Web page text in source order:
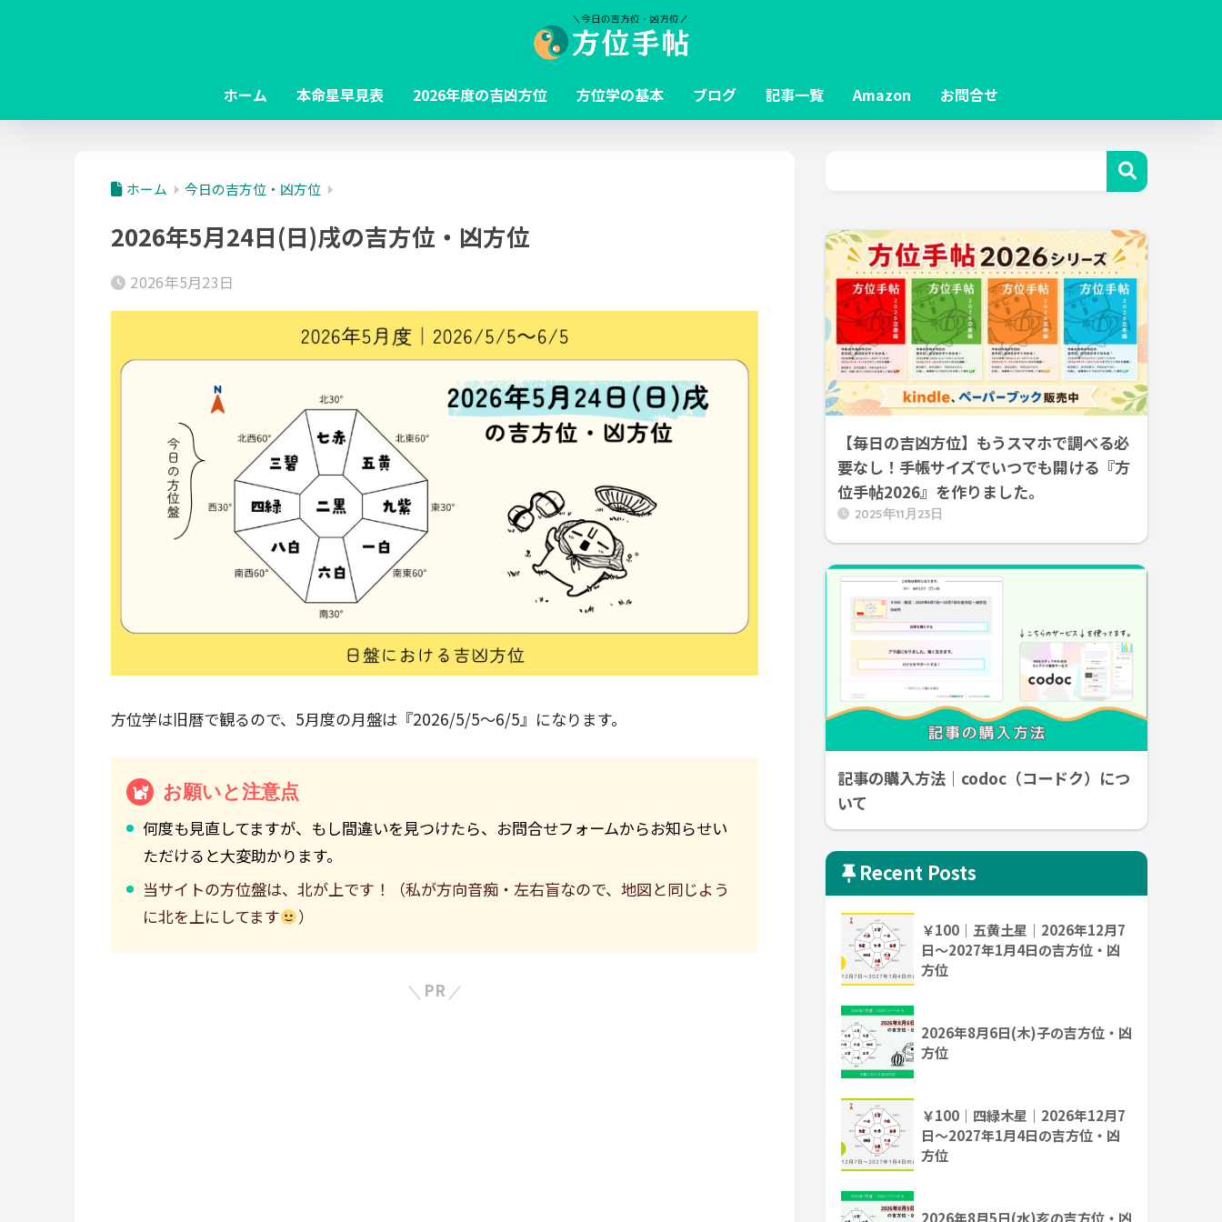
ホーム 本命星早見表 2026年度の吉凶方位 方位学の基本 ブログ 記事一覧 Amazon お問合せ
ホーム 今日の吉方位・凶方位
2026年5月24日(日)戌の吉方位・凶方位
2026年5月23日
方位学は旧暦で観るので、5月度の月盤は『2026/5/5～6/5』になります。
お願いと注意点
何度も見直してますが、もし間違いを見つけたら、お問合せフォームからお知らせい
ただけると大変助かります。
当サイトの方位盤は、北が上です！（私が方向音痴・左右盲なので、地図と同じよう
に北を上にしてます
）
PR
【毎日の吉凶方位】もうスマホで調べる必
要なし！手帳サイズでいつでも開ける『方
位手帖2026』を作りました。
2025年11月23日
記事の購入方法｜codoc（コードク）につ
いて
Recent Posts
￥100｜五黄土星｜2026年12月7
日～2027年1月4日の吉方位・凶
方位
2026年8月6日(木)子の吉方位・凶
方位
￥100｜四緑木星｜2026年12月7
日～2027年1月4日の吉方位・凶
方位
2026年8月5日(水)亥の吉方位・凶